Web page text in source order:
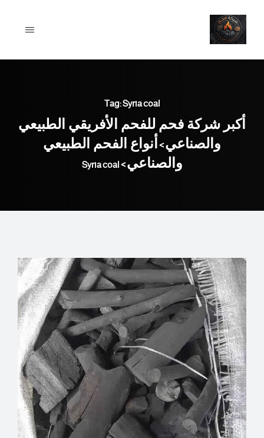
content
Tag: Syria coal
أكبر شركة فحم للفحم الأفريقي الطبيعي
والصناعي>أنواع الفحم الطبيعي
والصناعي>
Syria coal